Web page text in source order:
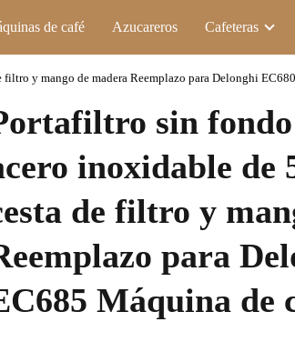
de café Azucareros Cafeteras
y mango de madera Reemplazo para Delonghi
sin fondo
inoxidable de
de filtro y
para
Máquina de